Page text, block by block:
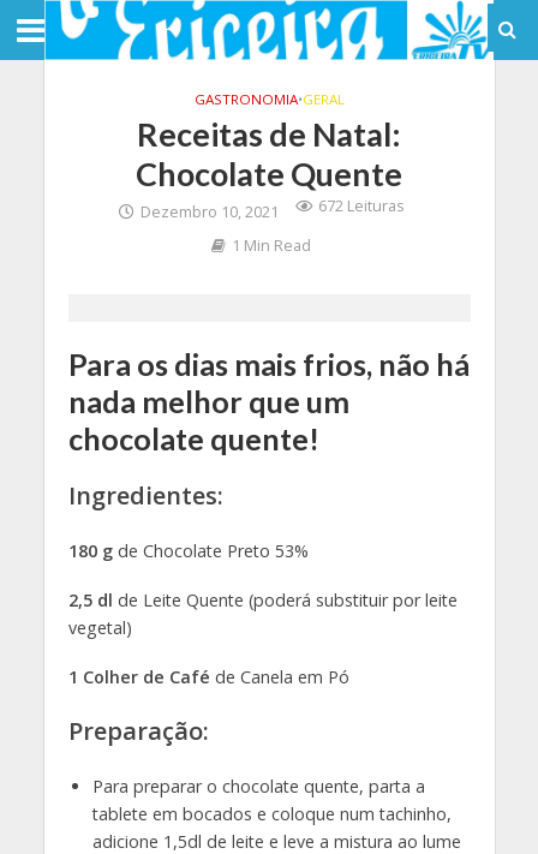
GASTRONOMIA•GERAL
Receitas de Natal:
Chocolate Quente
Dezembro 10, 2021
672 Leituras
1 Min Read
Para os dias mais frios, não há
nada melhor que um
chocolate quente!
Ingredientes:
180 gde Chocolate Preto 53%
2,5 dl de Leite Quente (poderá substituir por leite
vegetal)
1 Colher de Café de Canela em Pó
Preparação:
Para preparar o chocolate quente, parta a
tablete em bocados e coloque num tachinho,
adicione 1,5dl de leite e leve a mistura ao lume